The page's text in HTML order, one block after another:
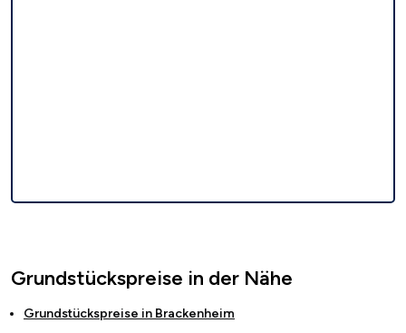
Grundstückspreise in der Nähe
Grundstückspreise in Brackenheim